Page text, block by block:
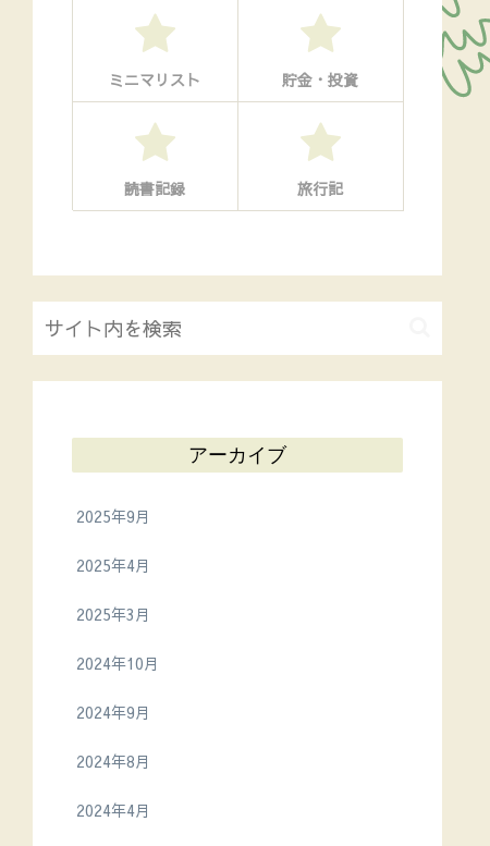
ミニマリスト 貯金・投資
読書記録 旅行記
アーカイブ
2025年9月
2025年4月
2025年3月
2024年10月
2024年9月
2024年8月
2024年4月